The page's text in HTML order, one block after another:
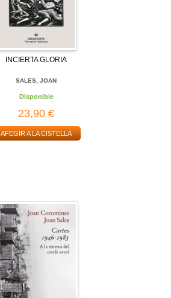
INCIERTA GLORIA
SALES, JOAN
Disponible
23,90 €
AFEGIR A LA CISTELLA